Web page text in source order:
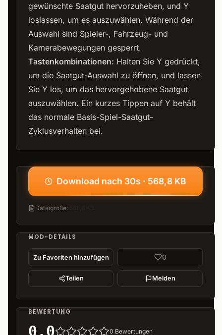
gewünschte Saatgut hervorzuheben, und Y
loslassen, um es auszuwählen. Während der
Auswahl sind Spieler-, Fahrzeug- und
Kamerabewegungen gesperrt.
Tastenkombinationen: Halten Sie Y gedrückt,
um die Saatgut-Auswahl zu öffnen, und lassen
Sie Y los, um das hervorgehobene Saatgut
auszuwählen. Ein kurzes Tippen auf Y behält
das normale Basis-Spiel-Saatgut-
Zyklusverhalten bei.
Download nach 30s · 568,8 KB
Dateigröße:
MOD-DETAILS
Zu Favoriten hinzufügen 0
Teilen Melden
BEWERTUNG
0.0 0 Bewertungen